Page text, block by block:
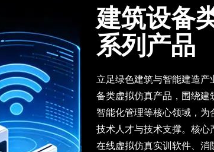
建筑设备
系列产品
立足绿色建筑与智能建造产
备类虚拟仿真产品，围绕建
智能化管理等核心领域，为
技术人才与技术支撑。核心
在线虚拟仿真实训软件、消